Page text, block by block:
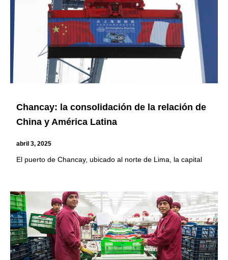
Chancay: la consolidación de la relación de
China y América Latina
abril 3, 2025
El puerto de Chancay, ubicado al norte de Lima, la capital